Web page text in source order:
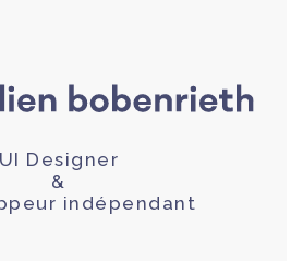
UI Designer
&
indépendant